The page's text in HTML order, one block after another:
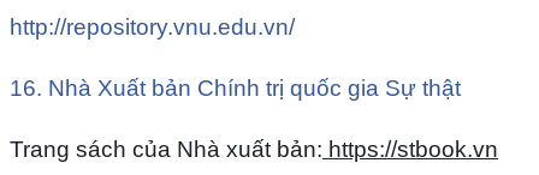
http://repository.vnu.edu.vn/
16. Nhà Xuất bản Chính trị quốc gia Sự thật
Trang sách của Nhà xuất bản: https://stbook.vn